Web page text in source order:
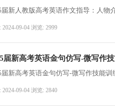
届新人教版高考英语作文指导：人物
2024-09-04 浏览: 2999
届新高考英语金句仿写-微写作
届新高考英语金句仿写-微写作技能训
2024-09-04 浏览: 2840